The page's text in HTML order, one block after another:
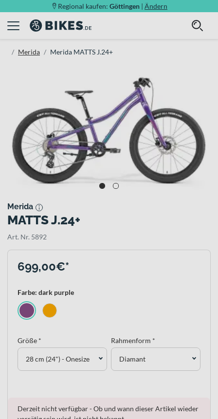
Regional kaufen: Göttingen | Ändern
Merida Merida MATTS J.24+
Merida
MATTS J.24+
Art. Nr. 5892
699,00€*
Farbe: dark purple
Größe *
28 cm (24") - Onesize
Rahmenform *
Diamant
Derzeit nicht verfügbar - Ob und wann dieser Artikel wieder